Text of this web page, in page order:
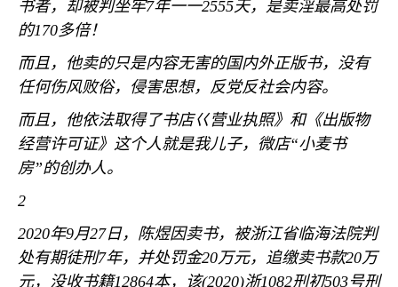
书者，却被判坐牢7年一一2555天，是卖淫最高处罚
的170多倍！
而且，他卖的只是内容无害的国内外正版书，没有
任何伤风败俗，侵害思想，反党反社会内容。
而且，他依法取得了书店巜营业执照》和《出版物
经营许可证》这个人就是我儿子，微店“小麦书
房”的创办人。
2
2020年9月27日，陈煜因卖书，被浙江省临海法院判
处有期徒刑7年，并处罚金20万元，追缴卖书款20万
元，没收书籍12864本，该(2020)浙1082刑初503号刑